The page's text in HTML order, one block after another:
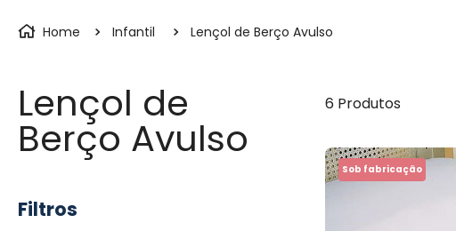
Infantil Lençol de Berço Avulso
Lençol de
Berço Avulso
Filtros
6 Produtos
Sob fabricação